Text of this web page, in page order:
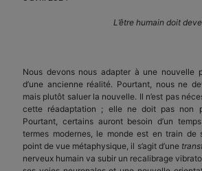
L’être humain doit
Nous devons nous adapter à une nouvelle
d’une ancienne réalité. Pourtant, nous ne
mais plutôt saluer la nouvelle. Il n’est pas
cette réadaptation ; elle ne doit pas non
Pourtant, certains auront besoin d’un
termes modernes, le monde est en train de
point de vue métaphysique, il s’agit d’une
nerveux humain va subir un recalibrage